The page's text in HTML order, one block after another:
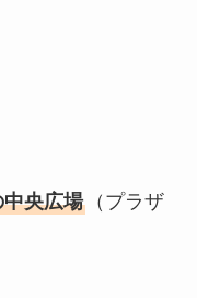
央広場（プラザ